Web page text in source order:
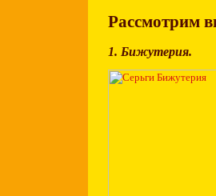
Рассмотрим
1. Бижутерия.